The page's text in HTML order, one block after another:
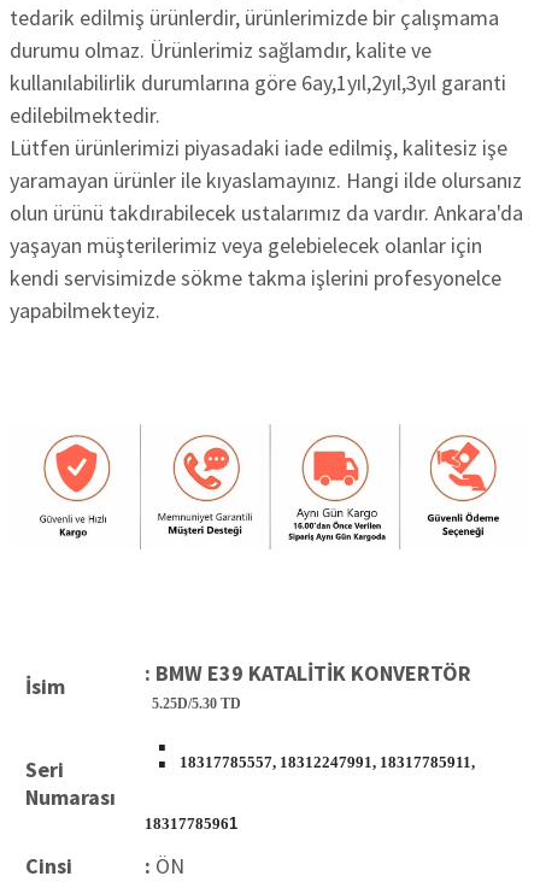
tedarik edilmiş ürünlerdir, ürünlerimizde bir çalışmama
durumu olmaz. Ürünlerimiz sağlamdır, kalite ve
kullanılabilirlik durumlarına göre 6ay,1yıl,2yıl,3yıl garanti
edilebilmektedir.
Lütfen ürünlerimizi piyasadaki iade edilmiş, kalitesiz işe
yaramayan ürünler ile kıyaslamayınız. Hangi ilde olursanız
olun ürünü takdırabilecek ustalarımız da vardır. Ankara'da
yaşayan müşterilerimiz veya gelebielecek olanlar için
kendi servisimizde sökme takma işlerini profesyonelce
yapabilmekteyiz.
İsim : BMW E39 KATALİTİK KONVERTÖR
5.25D/5.30 TD
Seri
Numarası
: 18317785557, 18312247991, 18317785911,
18317785961
Cinsi : ÖN